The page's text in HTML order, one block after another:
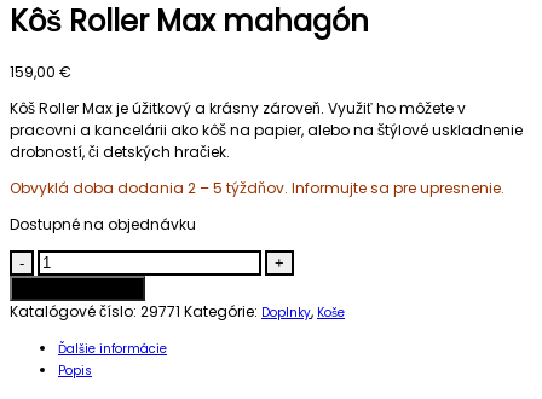
Kôš Roller Max mahagón
159,00 €
Kôš Roller Max je úžitkový a krásny zároveň. Využiť ho môžete v
pracovni a kancelárii ako kôš na papier, alebo na štýlové uskladnenie
drobností, či detských hračiek.
Obvyklá doba dodania 2 – 5 týždňov. Informujte sa pre upresnenie.
Dostupné na objednávku
-
+
Katalógové číslo: 29771 Kategórie: Doplnky, Koše
Ďalšie informácie
Popis